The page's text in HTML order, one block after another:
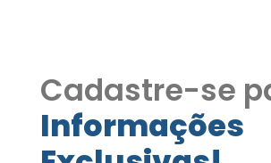
Cadastre-se
Informações